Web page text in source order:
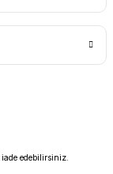
edebilirsiniz.